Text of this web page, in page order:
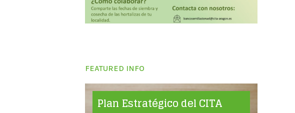
FEATURED INFO
Plan Estratégico del CITA